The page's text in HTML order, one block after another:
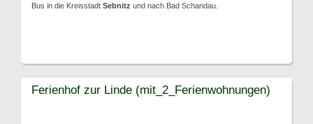
Bus in die Kreisstadt Sebnitz und nach Bad Schandau.
Ferienhof zur Linde (mit_2_Ferienwohnungen)